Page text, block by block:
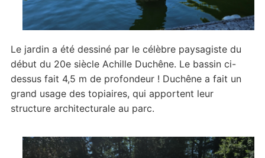
Le jardin a été dessiné par le célèbre paysagiste du
début du 20e siècle Achille Duchêne. Le bassin ci-
dessus fait 4,5 m de profondeur ! Duchêne a fait un
grand usage des topiaires, qui apportent leur
structure architecturale au parc.